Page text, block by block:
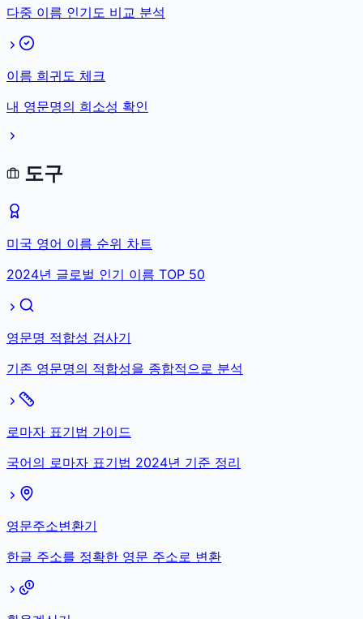
다중 이름 인기도 비교 분석
이름 희귀도 체크
내 영문명의 희소성 확인
도구
미국 영어 이름 순위 차트
2024년 글로벌 인기 이름 TOP 50
영문명 적합성 검사기
기존 영문명의 적합성을 종합적으로 분석
로마자 표기법 가이드
국어의 로마자 표기법 2024년 기준 정리
영문주소변환기
한글 주소를 정확한 영문 주소로 변환